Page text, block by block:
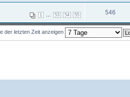
1 53 54 55 546
der letzten Zeit anzeigen